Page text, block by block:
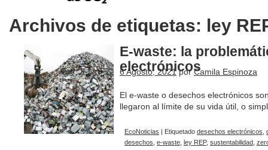
Archivos de etiquetas: ley
E-waste: la
electrónicos
6 Agosto, 2021 por Camila Espinoza
El e-waste o desechos electrónicos
llegaron al límite de su vida útil, o
EcoNoticias | Etiquetado desechos electrónicos
desechos e-waste ley REP, sustentabilidad